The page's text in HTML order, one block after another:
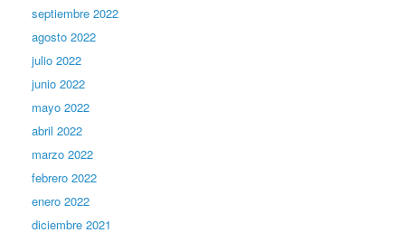
septiembre 2022
agosto 2022
julio 2022
junio 2022
mayo 2022
abril 2022
marzo 2022
febrero 2022
enero 2022
diciembre 2021